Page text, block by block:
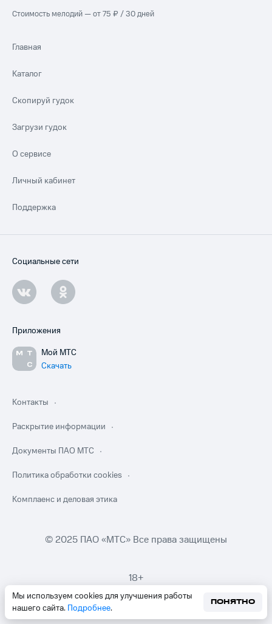
Мы используем cookies для улучшения работы
нашего сайта. Подробнее.
ПОНЯТНО
Стоимость мелодий — от 75 ₽ / 30 дней
Главная
Каталог
Скопируй гудок
Загрузи гудок
О сервисе
Личный кабинет
Поддержка
Социальные сети
Приложения
Мой МТС
Скачать
Контакты
Раскрытие информации
Документы ПАО МТС
Политика обработки cookies
Комплаенс и деловая этика
© 2025 ПАО «МТС» Все права защищены
18+